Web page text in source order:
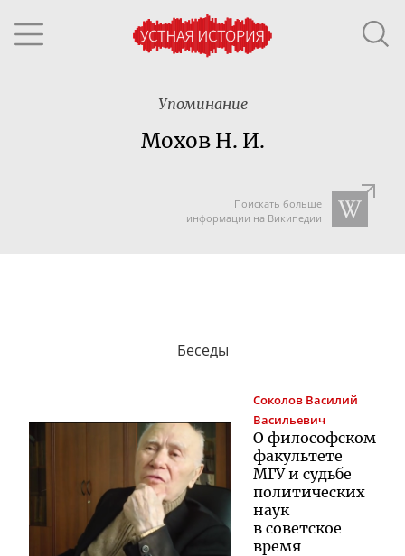
Упоминание
Мохов Н. И.
Поискать больше
информации на Википедии
Беседы
Соколов Василий
Васильевич
О философском
факультете
МГУ и судьбе
политических
наук
в советское
время